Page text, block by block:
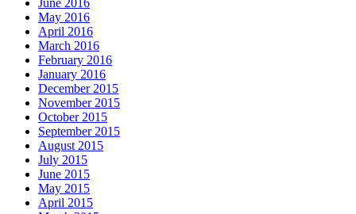
May 2016
April 2016
March 2016
February 2016
January 2016
December 2015
November 2015
October 2015
September 2015
August 2015
July 2015
June 2015
May 2015
April 2015